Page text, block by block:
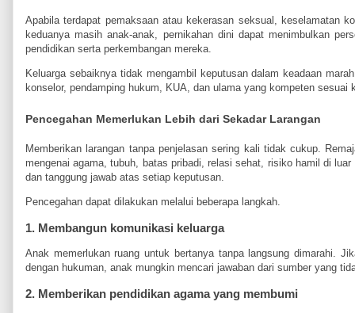
Apabila terdapat pemaksaan atau kekerasan seksual, keselamatan
keduanya masih anak-anak, pernikahan dini dapat menimbulkan
pendidikan serta perkembangan mereka.
Keluarga sebaiknya tidak mengambil keputusan dalam keadaan
konselor, pendamping hukum, KUA, dan ulama yang kompeten sesuai
Pencegahan Memerlukan Lebih dari Sekadar Larangan
Memberikan larangan tanpa penjelasan sering kali tidak cukup.
mengenai agama, tubuh, batas pribadi, relasi sehat, risiko hamil di
dan tanggung jawab atas setiap keputusan.
Pencegahan dapat dilakukan melalui beberapa langkah.
1. Membangun komunikasi keluarga
Anak memerlukan ruang untuk bertanya tanpa langsung dimarahi.
dengan hukuman, anak mungkin mencari jawaban dari sumber yang
2. Memberikan pendidikan agama yang membumi